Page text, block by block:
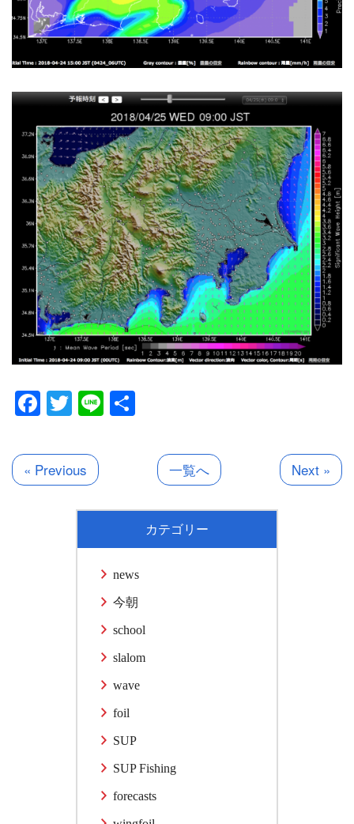
Facebook
Twitter
Line
« Previous 一覧へ Next »
カテゴリー
news
今朝
school
slalom
wave
foil
SUP
SUP Fishing
forecasts